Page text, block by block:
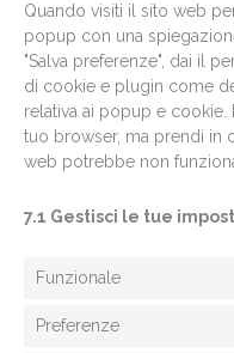
Quando visiti il sito web
popup con una
"Salva preferenze", dai il
di cookie e plugin come
relativa ai popup e cookie.
tuo browser, ma prendi in
web potrebbe non
7.1 Gestisci le tue
Funzionale
Preferenze